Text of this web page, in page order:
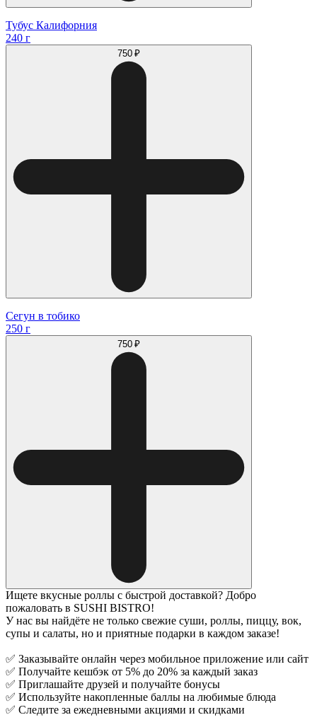
Тубус Калифорния
240 г
750 ₽
Сегун в тобико
250 г
750 ₽
Ищете вкусные роллы с быстрой доставкой? Добро
пожаловать в SUSHI BISTRO!
У нас вы найдёте не только свежие суши, роллы, пиццу, вок,
супы и салаты, но и приятные подарки в каждом заказе!
✅ Заказывайте онлайн через мобильное приложение или сайт
✅ Получайте кешбэк от 5% до 20% за каждый заказ
✅ Приглашайте друзей и получайте бонусы
✅ Используйте накопленные баллы на любимые блюда
✅ Следите за ежедневными акциями и скидками